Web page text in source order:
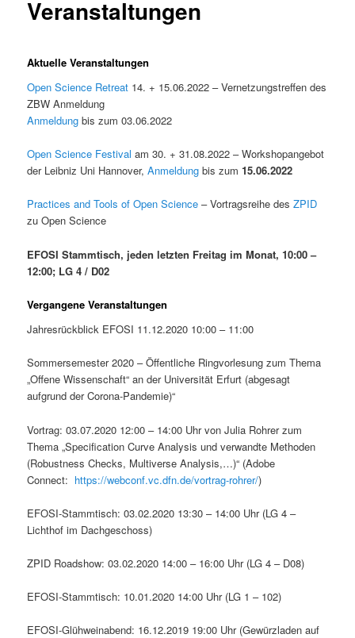
Veranstaltungen
Aktuelle Veranstaltungen
Open Science Retreat 14. + 15.06.2022 – Vernetzungstreffen des
ZBW Anmeldung
Anmeldungbis zum 03.06.2022
Open Science Festival am 30. + 31.08.2022 – Workshopangebot
der Leibniz Uni Hannover,Anmeldungbis zum15.06.2022
Practices and Tools of Open Science – Vortragsreihe desZPID
zu Open Science
EFOSI Stammtisch, jeden letzten Freitag im Monat, 10:00 –
12:00; LG 4 / D02
Vergangene Veranstaltungen
Jahresrückblick EFOSI 11.12.2020 10:00 – 11:00
Sommersemester 2020 – Öffentliche Ringvorlesung zum Thema
„Offene Wissenschaft“ an der Universität Erfurt (abgesagt
aufgrund der Corona-Pandemie)“
Vortrag: 03.07.2020 12:00 – 14:00 Uhr von Julia Rohrer zum
Thema „Specification Curve Analysis und verwandte Methoden
(Robustness Checks, Multiverse Analysis,…)“ (Adobe
Connect: https://webconf.vc.dfn.de/vortrag-rohrer/)
EFOSI-Stammtisch: 03.02.2020 13:30 – 14:00 Uhr (LG 4 –
Lichthof im Dachgeschoss)
ZPID Roadshow: 03.02.2020 14:00 – 16:00 Uhr (LG 4 – D08)
EFOSI-Stammtisch: 10.01.2020 14:00 Uhr (LG 1 – 102)
EFOSI-Glühweinabend: 16.12.2019 19:00 Uhr (Gewürzladen auf